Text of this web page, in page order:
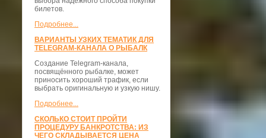
билетов.
Подробнее...
ВАРИАНТЫ УЗКИХ ТЕМАТИК ДЛЯ
TELEGRAM-КАНАЛА О РЫБАЛК
Создание Telegram-канала,
посвящённого рыбалке, может
приносить хороший трафик, если
выбрать оригинальную и узкую нишу.
Подробнее...
СКОЛЬКО СТОИТ ПРОЙТИ
ПРОЦЕДУРУ БАНКРОТСТВА: ИЗ
ЧЕГО СКЛАДЫВАЕТСЯ ЦЕНА